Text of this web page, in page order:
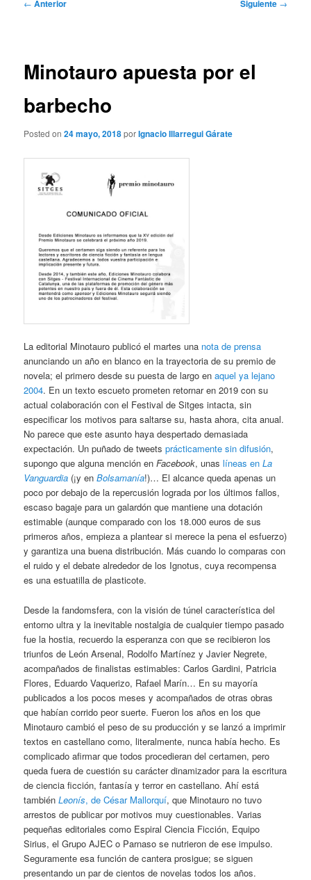
← Anterior Siguiente →
Minotauro apuesta por el
barbecho
Posted on24 mayo, 2018porIgnacio Illarregui Gárate
La editorial Minotauro publicó el martes una nota de prensa
anunciando un año en blanco en la trayectoria de su premio de
novela; el primero desde su puesta de largo enaquel ya lejano
2004. En un texto escueto prometen retornar en 2019 con su
actual colaboración con el Festival de Sitges intacta, sin
especificar los motivos para saltarse su, hasta ahora, cita anual.
No parece que este asunto haya despertado demasiada
expectación. Un puñado de tweetsprácticamente sin difusión,
supongo que alguna mención enFacebook, unaslíneas enLa
Vanguardia (¡y enBolsamanía!)… El alcance queda apenas un
poco por debajo de la repercusión lograda por los últimos fallos,
escaso bagaje para un galardón que mantiene una dotación
estimable (aunque comparado con los 18.000 euros de sus
primeros años, empieza a plantear si merece la pena el esfuerzo)
y garantiza una buena distribución. Más cuando lo comparas con
el ruido y el debate alrededor de los Ignotus, cuya recompensa
es una estuatilla de plasticote.
Desde la fandomsfera, con la visión de túnel característica del
entorno ultra y la inevitable nostalgia de cualquier tiempo pasado
fue la hostia, recuerdo la esperanza con que se recibieron los
triunfos de León Arsenal, Rodolfo Martínez y Javier Negrete,
acompañados de finalistas estimables: Carlos Gardini, Patricia
Flores, Eduardo Vaquerizo, Rafael Marín… En su mayoría
publicados a los pocos meses y acompañados de otras obras
que habían corrido peor suerte. Fueron los años en los que
Minotauro cambió el peso de su producción y se lanzó a imprimir
textos en castellano como, literalmente, nunca había hecho. Es
complicado afirmar que todos procedieran del certamen, pero
queda fuera de cuestión su carácter dinamizador para la escritura
de ciencia ficción, fantasía y terror en castellano. Ahí está
tambiénLeonís, de César Mallorquí, que Minotauro no tuvo
arrestos de publicar por motivos muy cuestionables. Varias
pequeñas editoriales como Espiral Ciencia Ficción, Equipo
Sirius, el Grupo AJEC o Parnaso se nutrieron de ese impulso.
Seguramente esa función de cantera prosigue; se siguen
presentando un par de cientos de novelas todos los años.